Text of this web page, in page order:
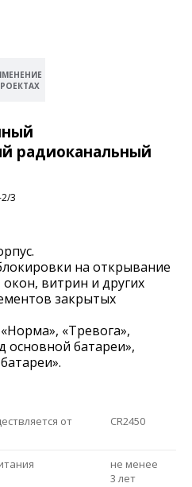
радиоканальный
3
на открывание
витрин и других
закрытых
«Тревога»,
основной батареи»,
от
CR2450
не менее
3 лет